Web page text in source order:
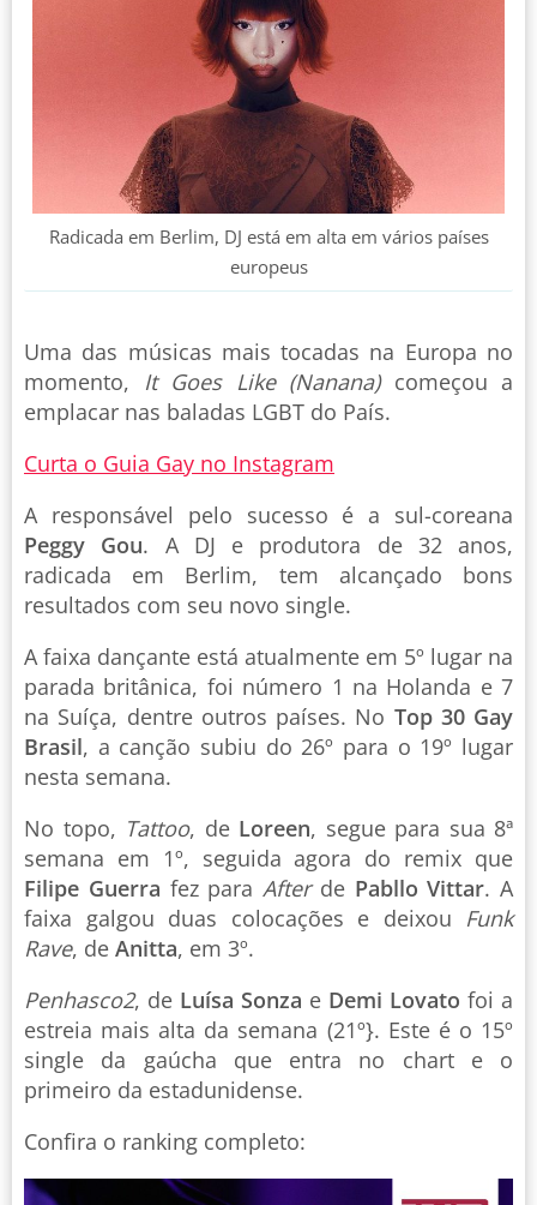
Radicada em Berlim, DJ está em alta em vários países
europeus
Uma das músicas mais tocadas na Europa no
momento,
It Goes Like (Nanana)começou a
emplacar nas baladas LGBT do País.
Curta o Guia Gay no Instagram
A responsável pelo sucesso é a sul-coreana
Peggy Gou. A DJ e produtora de 32 anos,
radicada em Berlim, tem alcançado bons
resultados com seu novo single.
A faixa dançante está atualmente em 5º lugar na
parada britânica, foi número 1 na Holanda e 7
na Suíça, dentre outros países. No Top 30 Gay
Brasil, a canção subiu do 26º para o 19º lugar
nesta semana.
No topo, Tattoo, de Loreen, segue para sua 8ª
semana em 1º, seguida agora do remix que
Filipe Guerra fez para Afterde Pabllo Vittar. A
faixa galgou duas colocações e deixou Funk
Rave, de Anitta, em 3º.
Penhasco2, de Luísa Sonza e Demi Lovato foi a
estreia mais alta da semana (21º}. Este é o 15º
single da gaúcha que entra no chart e o
primeiro da estadunidense.
Confira o ranking completo: